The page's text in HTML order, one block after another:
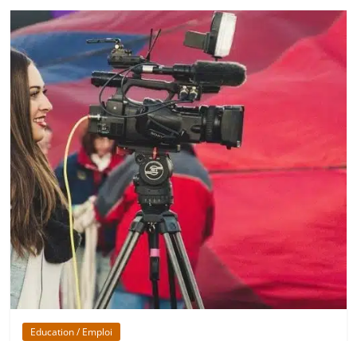
Next Terra International : des solutions logistiques au service
du commerce international
Education / Emploi